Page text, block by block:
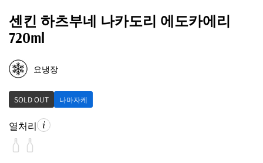
센킨 하츠부네 나카도리 에도카에리
720ml
요냉장
SOLD OUT 나마자케
열처리